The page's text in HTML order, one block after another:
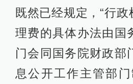
既然已经规定，“行
理费的具体办法由国
门会同国务院财政部
息公开工作主管部门